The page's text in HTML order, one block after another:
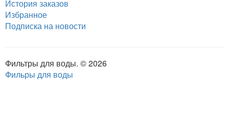
История заказов
Избранное
Подписка на новости
Фильтры для воды. © 2026
Фильры для воды